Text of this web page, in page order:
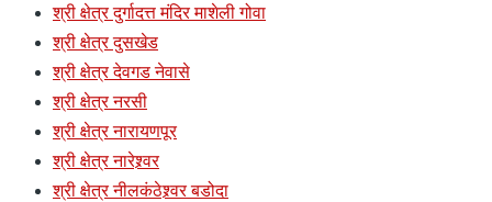
श्री क्षेत्र दुर्गादत्त मंदिर माशेली गोवा
श्री क्षेत्र दुसखेड
श्री क्षेत्र देवगड नेवासे
श्री क्षेत्र नरसी
श्री क्षेत्र नारायणपूर
श्री क्षेत्र नारेश्र्वर
श्री क्षेत्र नीलकंठेश्र्वर बडोदा